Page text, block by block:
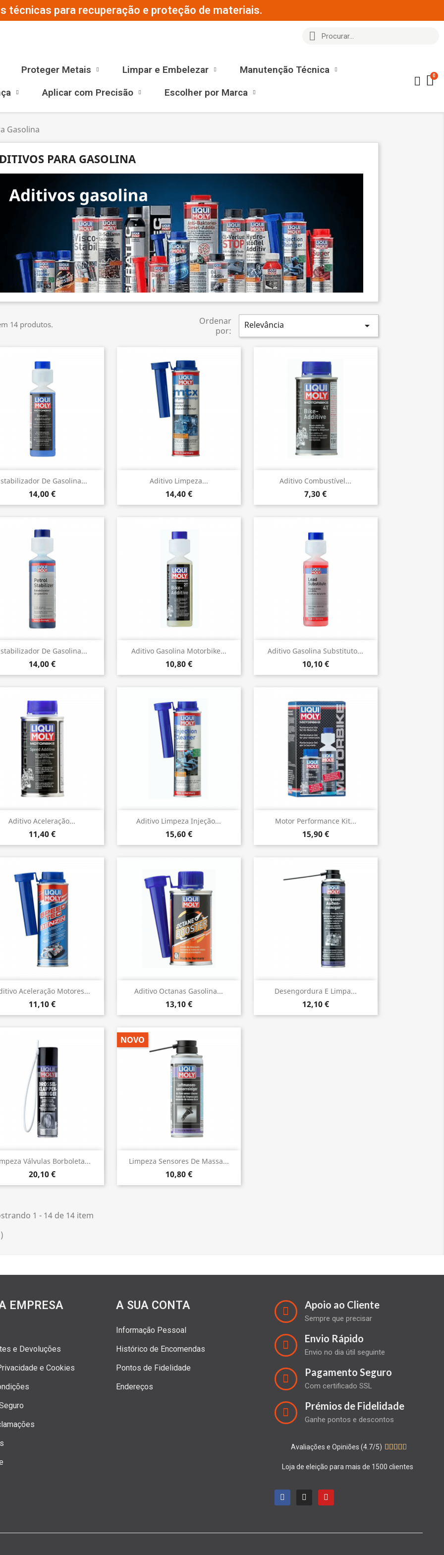
técnicas para recuperação e proteção de materiais.
Proteger Metais Limpar e Embelezar
Manutenção Técnica
Aplicar com Precisão Escolher por Marca
Gasolina
PARA GASOLINA
14 produtos.
Ordenar
por:
Relevância 
De Gasolina...
14,00 €
Vista rápida Aditivo Limpeza...
14,40 €
Vista rápida Aditivo Combustível...
7,30 €
Vista rápida
De Gasolina...
14,00 €
Vista rápida Aditivo Gasolina Motorbike...
10,80 €
Vista rápida Aditivo Gasolina Substituto...
10,10 €
Vista rápida
Aditivo Aceleração...
11,40 €
Vista rápida Aditivo Limpeza Injeção...
15,60 €
 Vista rápida Motor Performance Kit...
15,90 €
Vista rápida
Aceleração Motores...
11,10 €
Vista rápida Aditivo Octanas Gasolina...
13,10 €
Vista rápida Desen­gor­dura E Limpa...
12,10 €
Vista rápida
Válvulas Borboleta...
20,10 €
Vista rápida Limpeza Sensores De Massa...
10,80 €
NOVO
Vista rápida
1 - 14 de 14 item
EMPRESA
e Devoluções
e Cookies
A SUA CONTA
Informação Pessoal
Histórico de Encomendas
Pontos de Fidelidade
Endereços
Apoio ao Cliente
Sempre que precisar
Envio Rápido
Envio no dia útil seguinte
Pagamento Seguro
Com certificado SSL
Prémios de Fidelidade
Ganhe pontos e descontos
Avaliações e Opiniões (4.7/5)     
Loja de eleição para mais de 1500 clientes